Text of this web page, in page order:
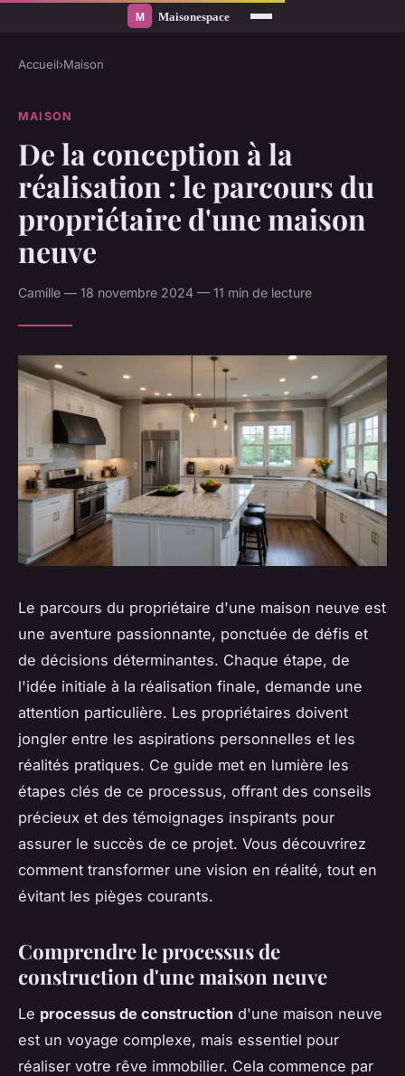
Accueil›Maison
MAISON
De la conception à la
réalisation : le parcours du
propriétaire d'une maison
neuve
Camille — 18 novembre 2024 — 11 min de lecture
Le parcours du propriétaire d'une maison neuve est
une aventure passionnante, ponctuée de défis et
de décisions déterminantes. Chaque étape, de
l'idée initiale à la réalisation finale, demande une
attention particulière. Les propriétaires doivent
jongler entre les aspirations personnelles et les
réalités pratiques. Ce guide met en lumière les
étapes clés de ce processus, offrant des conseils
précieux et des témoignages inspirants pour
assurer le succès de ce projet. Vous découvrirez
comment transformer une vision en réalité, tout en
évitant les pièges courants.
Comprendre le processus de
construction d'une maison neuve
Le processus de construction d'une maison neuve
est un voyage complexe, mais essentiel pour
réaliser votre rêve immobilier. Cela commence par